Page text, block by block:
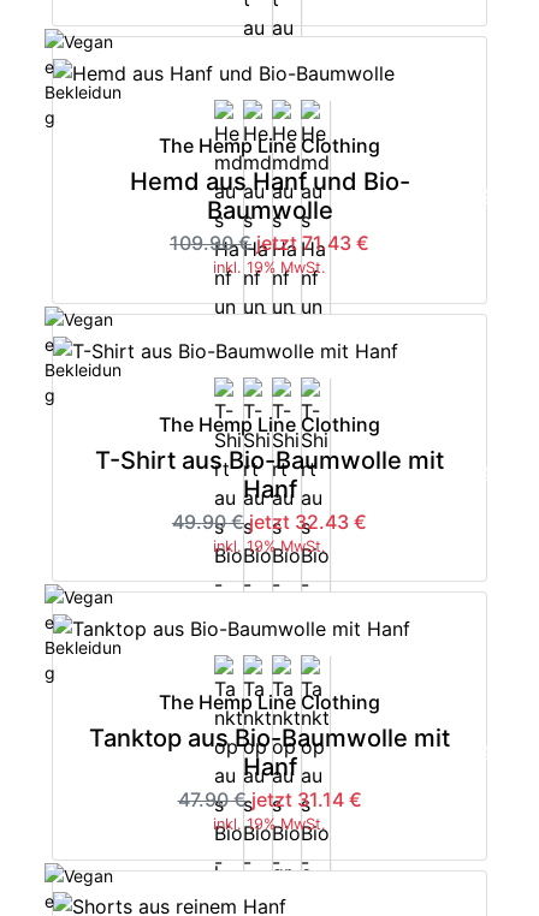
The Hemp Line Clothing
Hemd aus Hanf und Bio-
Baumwolle
109.90 € jetzt 71.43 €
inkl. 19% MwSt.
-35%
The Hemp Line Clothing
T-Shirt aus Bio-Baumwolle mit
Hanf
49.90 € jetzt 32.43 €
inkl. 19% MwSt.
-35%
The Hemp Line Clothing
Tanktop aus Bio-Baumwolle mit
Hanf
47.90 € jetzt 31.14 €
inkl. 19% MwSt.
-35%